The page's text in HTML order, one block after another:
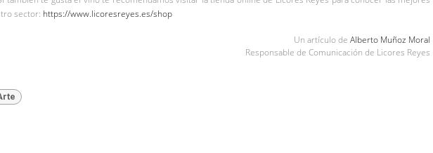
sector: https://www.licoresreyes.es/shop
Un artículo de Alberto Muñoz Moral
Responsable de Comunicación de Licores Reyes